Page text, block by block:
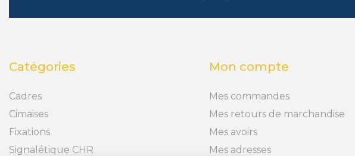
Catégories
Cadres
Cimaises
Fixations
Signalétique CHR
Mon compte
Mes commandes
Mes retours de marchandise
Mes avoirs
Mes adresses